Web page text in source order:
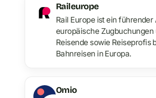
Raileurope
Rail Europe ist ein
europäische Zugbuchungen
Reisende sowie Reiseprofis
Bahnreisen in Europa.
Omio